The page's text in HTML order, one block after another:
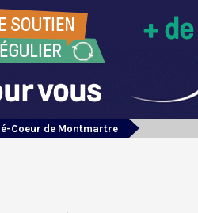
Coeur de Montmartre